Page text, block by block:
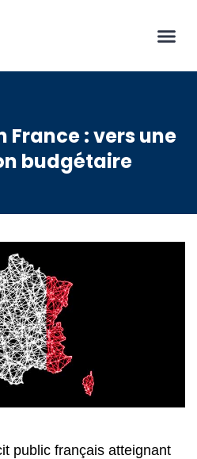
France : vers une
budgétaire
public français atteignant